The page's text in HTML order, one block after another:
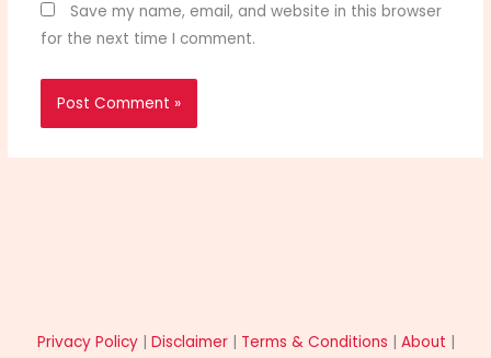
Save my name, email, and website in this browser
for the next time I comment.
Privacy Policy| Disclaimer| Terms & Conditions About